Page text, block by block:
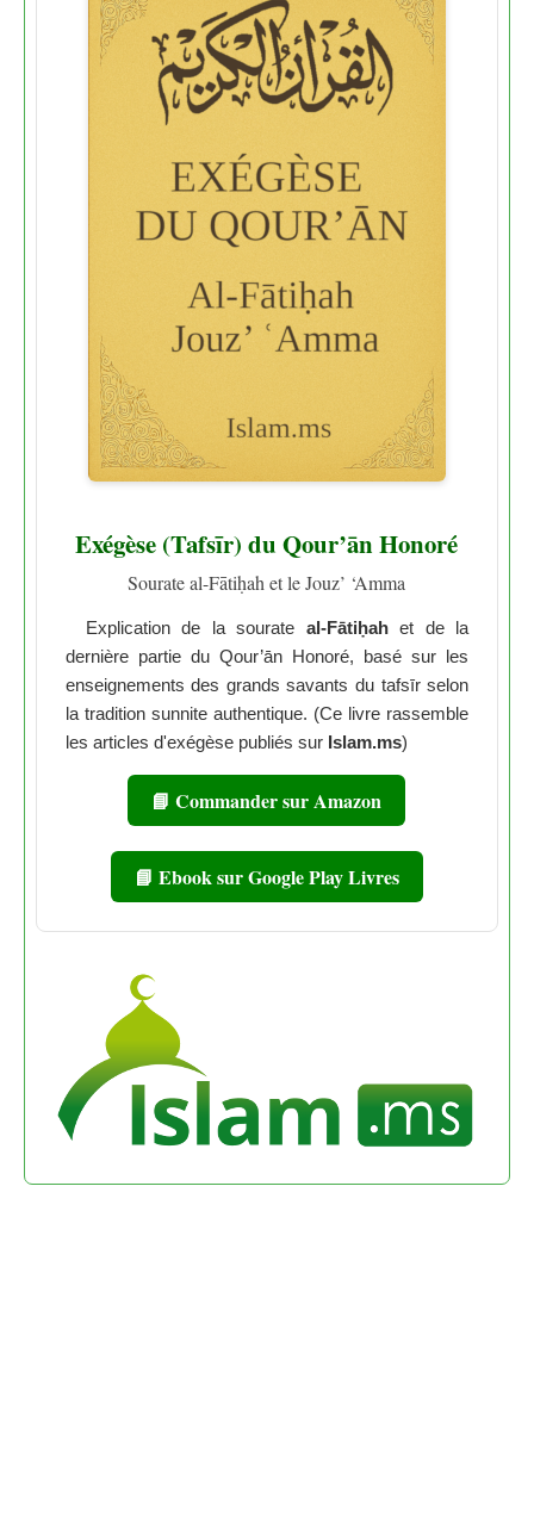
Exégèse (Tafsīr) du Qour’ān Honoré
Sourate al-Fātiḥah et le Jouz’ ‘Amma
Explication de la sourate al-Fātiḥahet de la
dernière partie du Qour’ān Honoré, basé sur les
enseignements des grands savants du tafsīr selon
la tradition sunnite authentique. (Ce livre rassemble
les articles d'exégèse publiés sur Islam.ms)
📘 Commander sur Amazon
📘 Ebook sur Google Play Livres